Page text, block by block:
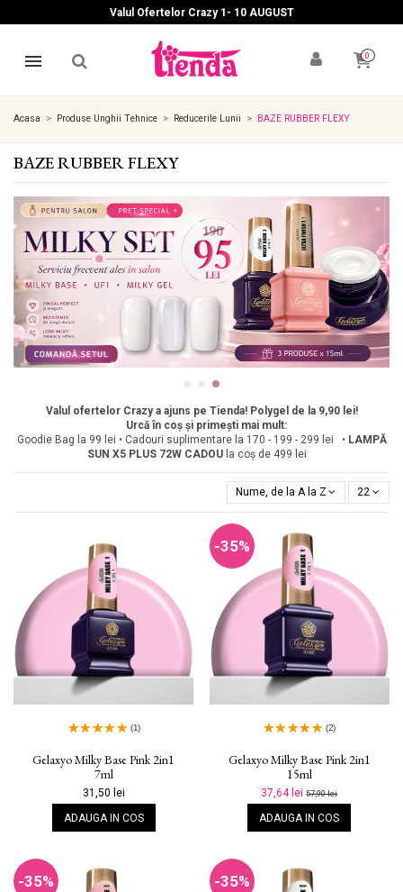
Valul Ofertelor Crazy 1- 10 AUGUST
0
Acasa Produse Unghii Tehnice Reducerile Lunii BAZE RUBBER FLEXY
BAZE RUBBER FLEXY
Valul ofertelor Crazy a ajuns pe Tienda! Polygel de la 9,90 lei!
Urcă în coș și primești mai mult:
Goodie Bag la 99 lei • Cadouri suplimentare la 170 - 199 - 299 lei • LAMPĂ
SUN X5 PLUS 72W CADOU la coș de 499 lei
Nume, de la A la Z 22
(1)
Gelaxyo Milky Base Pink 2in1
7ml
31,50 lei
ADAUGA IN COS
-35%
(2)
Gelaxyo Milky Base Pink 2in1
15ml
37,64 lei57,90 lei
ADAUGA IN COS
-35% -35%